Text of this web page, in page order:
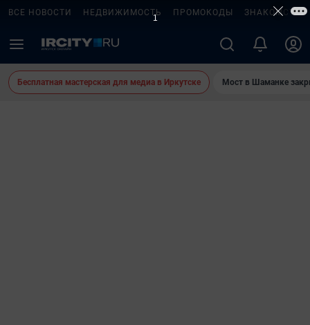
ВСЕ НОВОСТИ НЕДВИЖИМОСТЬ ПРОМОКОДЫ ЗНАКОМСТВА
Бесплатная мастерская для медиа в Иркутске Мост в Шаманке